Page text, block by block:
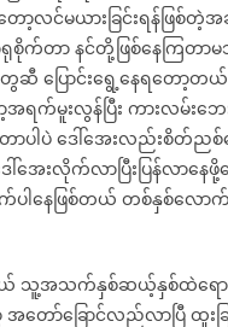
လင်မယားခြင်းရန်ဖြစ်တဲ့အ
တာ နင်တို့ဖြစ်နေကြတာမ
ြောင်းရွေ့နေရတော့တယ်
မူးလွန်ပြီး ကားလမ်းဘေ
ာပါပဲ ဒေါ်အေးလည်းစိတ်ည
ေးလိုက်လာပြီးပြန်လာနေ
နေဖြစ်တယ် တစ်နှစ်လောက်န
ေတယ် သူ့အသက်နှစ်ဆယ့်နှစ်ထဲရေ
ော်ခြောင်လည်လာပြီ ထူးခ